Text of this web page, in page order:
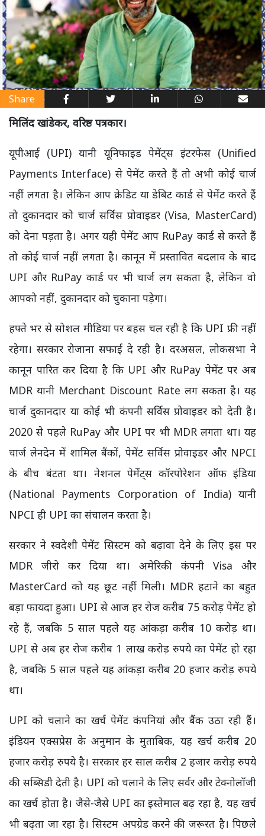
Share
मिलिंद खांडेकर, वरिष्ठ पत्रकार।
यूपीआई (UPI) यानी यूनिफाइड पेमेंट्स इंटरफेस (Unified
Payments Interface) से पेमेंट करते हैं तो अभी कोई चार्ज
नहीं लगता है। लेकिन आप क्रेडिट या डेबिट कार्ड से पेमेंट करते हैं
तो दुकानदार को चार्ज सर्विस प्रोवाइडर (Visa, MasterCard)
को देना पड़ता है। अगर यही पेमेंट आप RuPay कार्ड से करते हैं
तो कोई चार्ज नहीं लगता है। कानून में प्रस्तावित बदलाव के बाद
UPI और RuPay कार्ड पर भी चार्ज लग सकता है, लेकिन वो
आपको नहीं, दुकानदार को चुकाना पड़ेगा।
हफ्ते भर से सोशल मीडिया पर बहस चल रही है कि UPI फ्री नहीं
रहेगा। सरकार रोजाना सफाई दे रही है। दरअसल, लोकसभा ने
कानून पारित कर दिया है कि UPI और RuPay पेमेंट पर अब
MDR यानी Merchant Discount Rate लग सकता है। यह
चार्ज दुकानदार या कोई भी कंपनी सर्विस प्रोवाइडर को देती है।
2020 से पहले RuPay और UPI पर भी MDR लगता था। यह
चार्ज लेनदेन में शामिल बैंकों, पेमेंट सर्विस प्रोवाइडर और NPCI
के बीच बंटता था। नेशनल पेमेंट्स कॉरपोरेशन ऑफ इंडिया
(National Payments Corporation of India) यानी
NPCI ही UPI का संचालन करता है।
सरकार ने स्वदेशी पेमेंट सिस्टम को बढ़ावा देने के लिए इस पर
MDR जीरो कर दिया था। अमेरिकी कंपनी Visa और
MasterCard को यह छूट नहीं मिली। MDR हटाने का बहुत
बड़ा फायदा हुआ। UPI से आज हर रोज करीब 75 करोड़ पेमेंट हो
रहे हैं, जबकि 5 साल पहले यह आंकड़ा करीब 10 करोड़ था।
UPI से अब हर रोज करीब 1 लाख करोड़ रुपये का पेमेंट हो रहा
है, जबकि 5 साल पहले यह आंकड़ा करीब 20 हजार करोड़ रुपये
था।
UPI को चलाने का खर्च पेमेंट कंपनियां और बैंक उठा रही हैं।
इंडियन एक्सप्रेस के अनुमान के मुताबिक, यह खर्च करीब 20
हजार करोड़ रुपये है। सरकार हर साल करीब 2 हजार करोड़ रुपये
की सब्सिडी देती है। UPI को चलाने के लिए सर्वर और टेक्नोलॉजी
का खर्च होता है। जैसे-जैसे UPI का इस्तेमाल बढ़ रहा है, यह खर्च
भी बढ़ता जा रहा है। सिस्टम अपग्रेड करने की जरूरत है। पिछले